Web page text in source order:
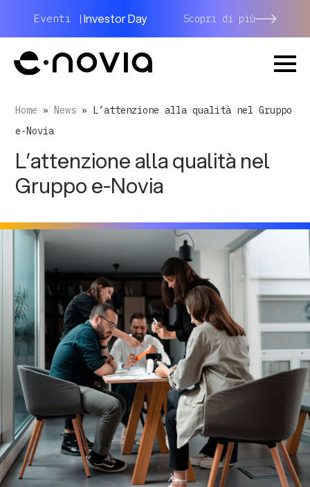
Eventi | Investor Day Scopri di più
Home »News » L’attenzione alla qualità nel Gruppo
e-Novia
L’attenzione alla qualità nel
Gruppo e-Novia